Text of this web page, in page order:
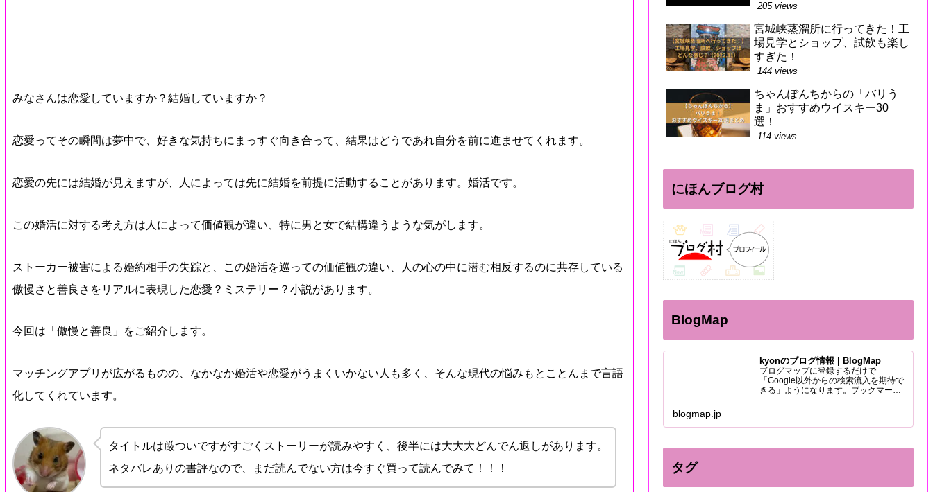
みなさんは恋愛していますか？結婚していますか？
恋愛ってその瞬間は夢中で、好きな気持ちにまっすぐ向き合って、結果はどうであれ自分を前に進ませてくれます。
恋愛の先には結婚が見えますが、人によっては先に結婚を前提に活動することがあります。婚活です。
この婚活に対する考え方は人によって価値観が違い、特に男と女で結構違うような気がします。
ストーカー被害による婚約相手の失踪と、この婚活を巡っての価値観の違い、人の心の中に潜む相反するのに共存している
傲慢さと善良さをリアルに表現した恋愛？ミステリー？小説があります。
今回は「傲慢と善良」をご紹介します。
マッチングアプリが広がるものの、なかなか婚活や恋愛がうまくいかない人も多く、そんな現代の悩みもとことんまで言語
化してくれています。
タイトルは厳ついですがすごくストーリーが読みやすく、後半には大大大どんでん返しがあります。
ネタバレありの書評なので、まだ読んでない方は今すぐ買って読んでみて！！！
205 views
宮城峡蒸溜所に行ってきた！工
場見学とショップ、試飲も楽し
すぎた！
144 views
ちゃんぽんちからの「バリう
ま」おすすめウイスキー30
選！
114 views
にほんブログ村
BlogMap
kyonのブログ情報 | BlogMap
ブログマップに登録するだけで
「Google以外からの検索流入を期待で
きる」ようになります。ブックマーク
blogmap.jp
タグ